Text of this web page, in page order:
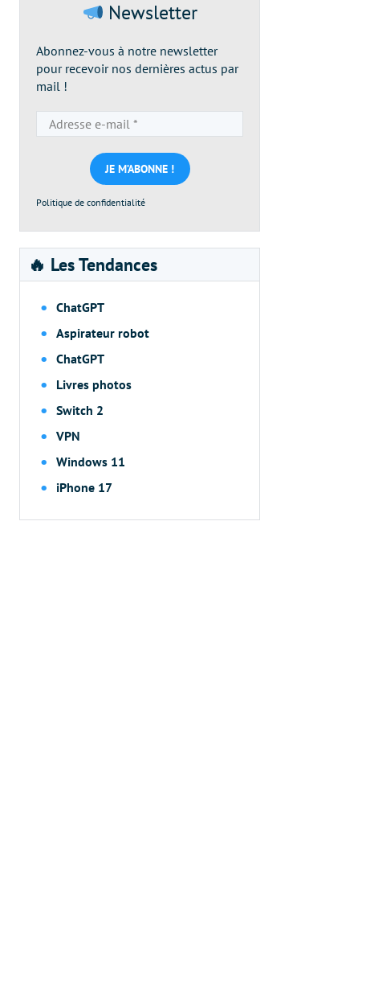
Newsletter
Abonnez-vous à notre newsletter
pour recevoir nos dernières actus par
mail !
e-
mail
*
Politique de confidentialité
🔥 Les Tendances
ChatGPT
Aspirateur robot
ChatGPT
Livres photos
Switch 2
VPN
Windows 11
iPhone 17